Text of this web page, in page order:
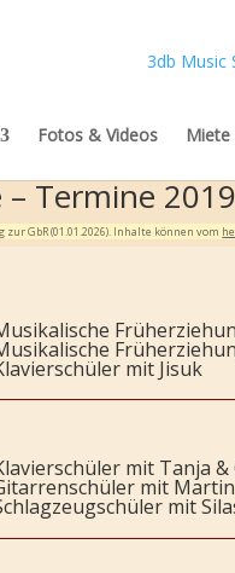
Fotos & Videos Miete
Termine
GbR (01.01.2026). Inhalte können vom
mit Jisuk
mit Tanja
mit
mit